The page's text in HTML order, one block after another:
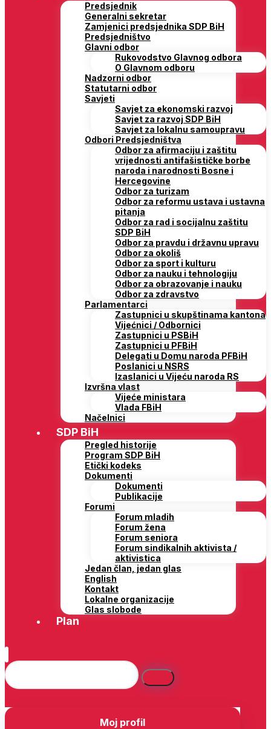
Predsjednik
Generalni sekretar
Zamjenici predsjednika SDP BiH
Predsjedništvo
Glavni odbor
Rukovodstvo Glavnog odbora
O Glavnom odboru
Nadzorni odbor
Statutarni odbor
Savjeti
Savjet za ekonomski razvoj
Savjet za razvoj SDP BiH
Savjet za lokalnu samoupravu
Odbori Predsjedništva
Odbor za afirmaciju i zaštitu
vrijednosti antifašističke borbe
naroda i narodnosti Bosne i
Hercegovine
Odbor za turizam
Odbor za reformu ustava i ustavna
pitanja
Odbor za rad i socijalnu zaštitu
SDP BiH
Odbor za pravdu i državnu upravu
Odbor za okoliš
Odbor za sport i kulturu
Odbor za nauku i tehnologiju
Odbor za obrazovanje i nauku
Odbor za zdravstvo
Parlamentarci
Zastupnici u skupštinama kantona
Vijećnici / Odbornici
Zastupnici u PSBiH
Zastupnici u PFBiH
Delegati u Domu naroda PFBiH
Poslanici u NSRS
Izaslanici u Vijeću naroda RS
Izvršna vlast
Vijeće ministara
Vlada FBiH
Načelnici
SDP BiH
Pregled historije
Program SDP BiH
Etički kodeks
Dokumenti
Dokumenti
Publikacije
Forumi
Forum mladih
Forum žena
Forum seniora
Forum sindikalnih aktivista /
aktivistica
Jedan član, jedan glas
English
Kontakt
Lokalne organizacije
Glas slobode
Plan
Moj profil